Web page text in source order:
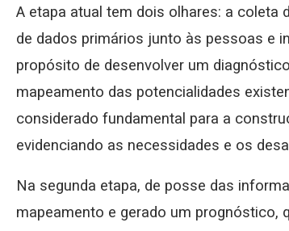
A etapa atual tem dois olhares: a
de dados primários junto às pessoas e
propósito de desenvolver um
mapeamento das potencialidades
considerado fundamental para a
evidenciando as necessidades e os
Na segunda etapa, de posse das
mapeamento e gerado um prognóstico,